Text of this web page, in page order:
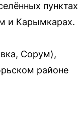
пунктах
и Карымкарах.
Сорум),
районе